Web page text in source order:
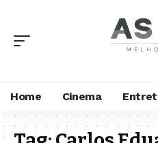
Home Cinema